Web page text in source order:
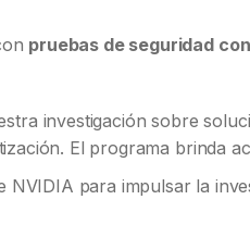
pruebas de seguridad
investigación sobre
El programa brinda
para impulsar la